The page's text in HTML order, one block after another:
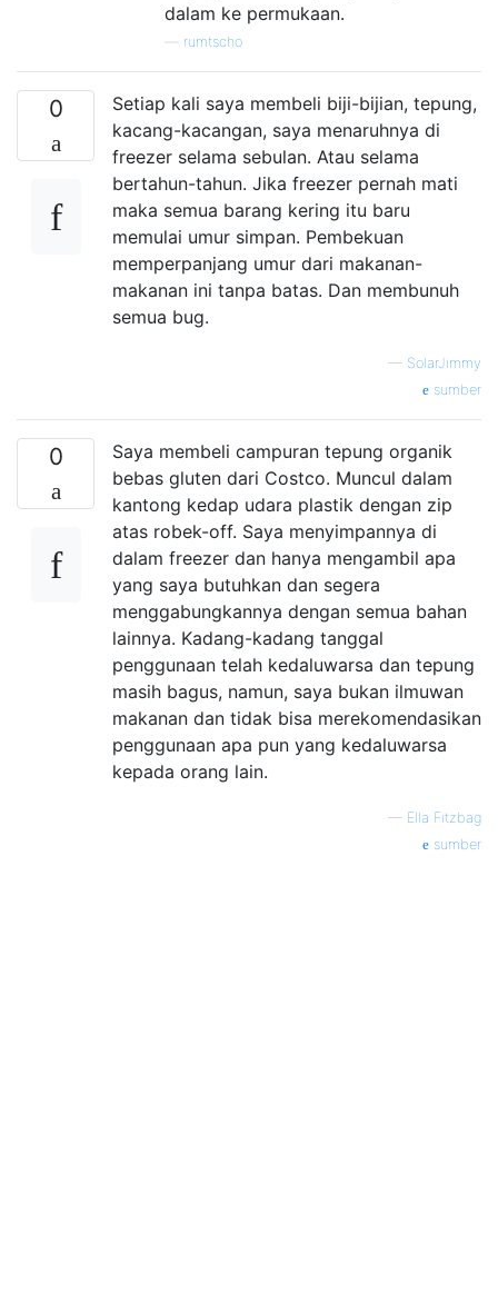
dalam ke permukaan.
rumtscho
0
Setiap kali saya membeli biji-bijian, tepung,
kacang-kacangan, saya menaruhnya di
freezer selama sebulan. Atau selama
bertahun-tahun. Jika freezer pernah mati
maka semua barang kering itu baru
memulai umur simpan. Pembekuan
memperpanjang umur dari makanan-
makanan ini tanpa batas. Dan membunuh
semua bug.
— SolarJimmy
sumber
0
Saya membeli campuran tepung organik
bebas gluten dari Costco. Muncul dalam
kantong kedap udara plastik dengan zip
atas robek-off. Saya menyimpannya di
dalam freezer dan hanya mengambil apa
yang saya butuhkan dan segera
menggabungkannya dengan semua bahan
lainnya. Kadang-kadang tanggal
penggunaan telah kedaluwarsa dan tepung
masih bagus, namun, saya bukan ilmuwan
makanan dan tidak bisa merekomendasikan
penggunaan apa pun yang kedaluwarsa
kepada orang lain.
— Ella Fitzbag
sumber